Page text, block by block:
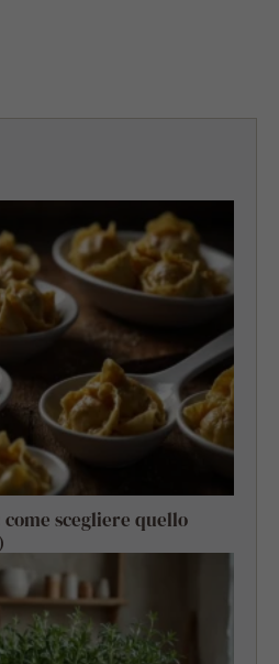
scegliere quello